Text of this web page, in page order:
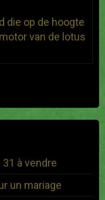
die op de hoogte
van de lotus
à vendre
un mariage